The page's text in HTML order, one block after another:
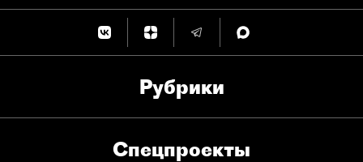
Рубрики
Спец­проекты